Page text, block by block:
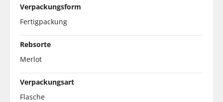
Verpackungsform
Fertigpackung
Rebsorte
Merlot
Verpackungsart
Flasche